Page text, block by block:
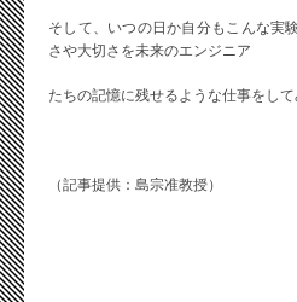
そして、いつの日か自分もこんな実
さや大切さを未来のエンジニア
たちの記憶に残せるような仕事をして
（記事提供：島宗准教授）